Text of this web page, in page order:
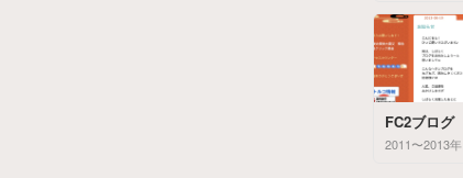
FC2ブログ
2011〜2013年